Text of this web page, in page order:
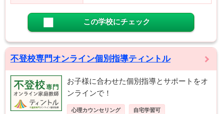
この学校にチェック
不登校専門オンライン個別指導ティントル
お子様に合わせた個別指導とサポートをオ
ンラインで！
心理カウンセリング 自宅学習可